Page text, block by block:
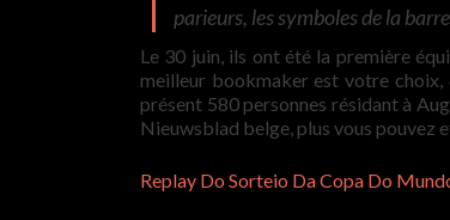
parieurs, les symboles de la
Le 30 juin, ils ont été la première
meilleur bookmaker est votre choix,
présent 580 personnes résidant à
Nieuwsblad belge, plus vous pouvez
Replay Do Sorteio Da Copa Do